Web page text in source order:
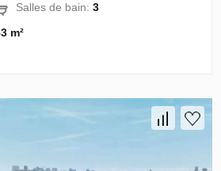
Salles de bain:3
m²